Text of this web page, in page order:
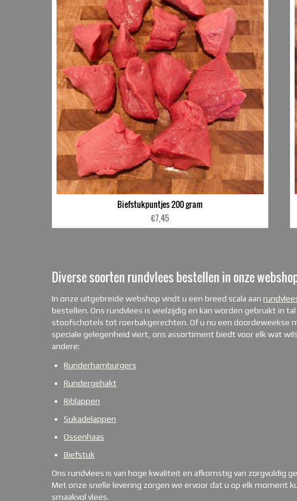
Biefstukpuntjes 200 gram
€7,45
Diverse soorten rundvlees bestellen in onze
In onze uitgebreide webshop vindt u een breed scala aan
bestellen. Ons rundvlees is veelzijdig en kan worden gebruikt in
stoofschotels tot roerbakgerechten. Of u nu een doordeweekse
speciale gelegenheid viert, ons assortiment biedt voor elk wat
andere:
Runderhamburgers
Rundergehakt
Riblappen
Sukadelappen
Ossenhaas
Biefstuk
Ons rundvlees is van hoge kwaliteit en afkomstig van zorgvuldig
Met onze snelle levering zorgen we ervoor dat u op elk moment
smaakvol vlees.